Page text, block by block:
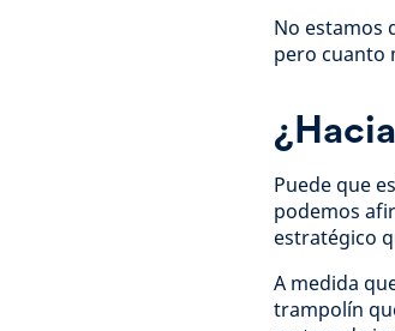
No estamos
pero cuanto
Puede que
podemos
estratégico
A medida
trampolín